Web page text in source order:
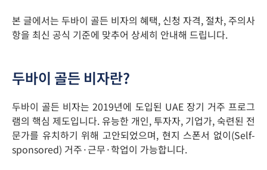
본 글에서는 두바이 골든 비자의 혜택, 신청 자격, 절차, 주의사
항을 최신 공식 기준에 맞추어 상세히 안내해 드립니다.
두바이 골든 비자란?
두바이 골든 비자는 2019년에 도입된 UAE 장기 거주 프로그
램의 핵심 제도입니다. 유능한 개인, 투자자, 기업가, 숙련된 전
문가를 유치하기 위해 고안되었으며, 현지 스폰서 없이(Self-
sponsored) 거주·근무·학업이 가능합니다.